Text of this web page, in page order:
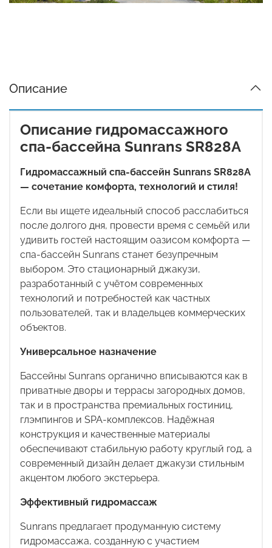
Описание
Описание гидромассажного
спа-бассейна Sunrans SR828A
Гидромассажный спа-бассейн Sunrans SR828A
— сочетание комфорта, технологий и стиля!
Если вы ищете идеальный способ расслабиться
после долгого дня, провести время с семьёй или
удивить гостей настоящим оазисом комфорта —
спа-бассейн Sunrans станет безупречным
выбором. Это стационарный джакузи,
разработанный с учётом современных
технологий и потребностей как частных
пользователей, так и владельцев коммерческих
объектов.
Универсальное назначение
Бассейны Sunrans органично вписываются как в
приватные дворы и террасы загородных домов,
так и в пространства премиальных гостиниц,
глэмпингов и SPA-комплексов. Надёжная
конструкция и качественные материалы
обеспечивают стабильную работу круглый год, а
современный дизайн делает джакузи стильным
акцентом любого экстерьера.
Эффективный гидромассаж
Sunrans предлагает продуманную систему
гидромассажа, созданную с участием